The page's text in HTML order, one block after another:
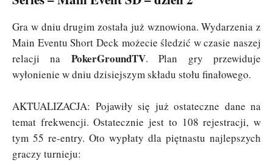
Gra w dniu drugim została już wznowiona. Wydarzenia z
Main Eventu Short Deck możecie śledzić w czasie naszej
relacji na PokerGroundTV. Plan gry przewiduje
wyłonienie w dniu dzisiejszym składu stołu finałowego.
AKTUALIZACJA: Pojawiły się już ostateczne dane na
temat frekwencji. Ostatecznie jest to 108 rejestracji, w
tym 55 re-entry. Oto wypłaty dla piętnastu najlepszych
graczy turnieju: